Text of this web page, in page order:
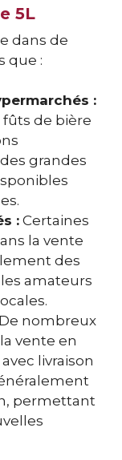
5L
dans de
que :
:
fûts de bière
grandes
:Certaines
la vente
des
amateurs
De nombreux
vente en
livraison
permettant